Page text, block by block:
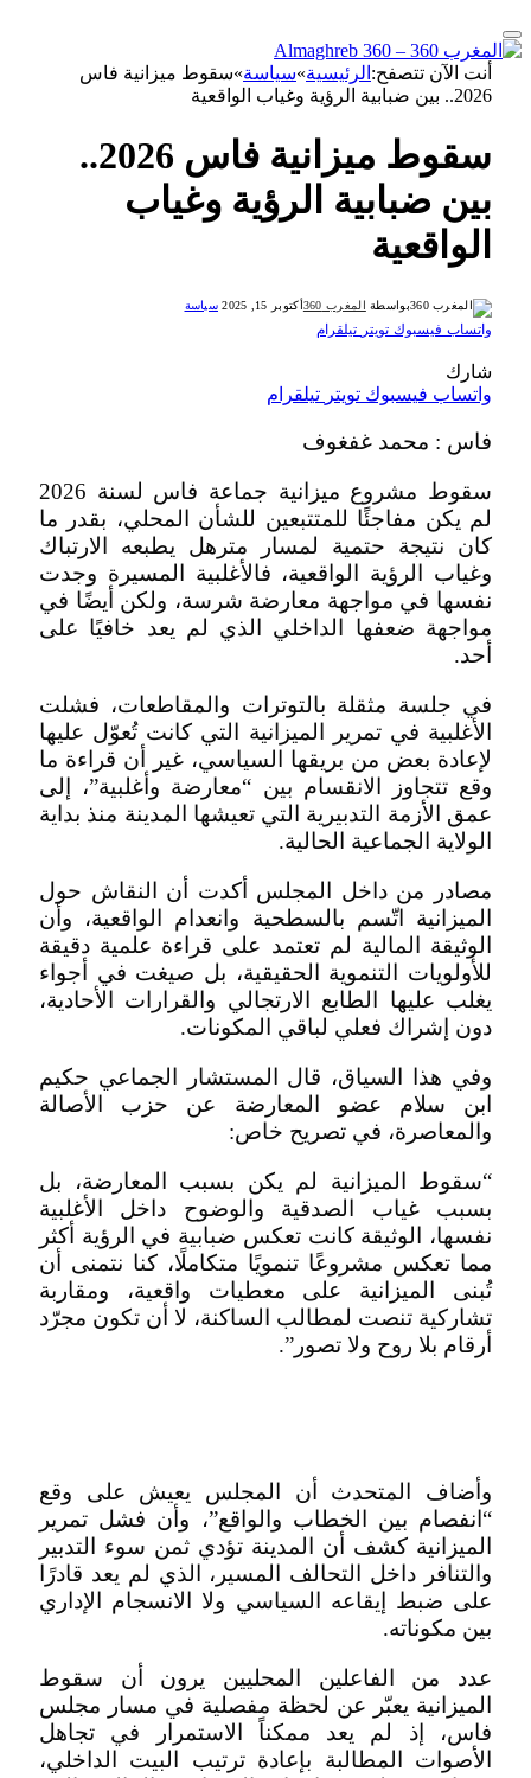
أنت الآن تتصفح: الرئيسية»سياسة»سقوط ميزانية فاس
2026.. بين ضبابية الرؤية وغياب الواقعية
سقوط ميزانية فاس 2026..
بين ضبابية الرؤية وغياب
الواقعية
بواسطة المغرب 360 أكتوبر 15, 2025 سياسة
واتساب فيسبوك تويتر تيلقرام
شارك
واتساب فيسبوك تويتر تيلقرام
فاس : محمد غفغوف
سقوط مشروع ميزانية جماعة فاس لسنة 2026
لم يكن مفاجئًا للمتتبعين للشأن المحلي، بقدر ما
كان نتيجة حتمية لمسار مترهل يطبعه الارتباك
وغياب الرؤية الواقعية، فالأغلبية المسيرة وجدت
نفسها في مواجهة معارضة شرسة، ولكن أيضًا في
مواجهة ضعفها الداخلي الذي لم يعد خافيًا على
أحد.
في جلسة مثقلة بالتوترات والمقاطعات، فشلت
الأغلبية في تمرير الميزانية التي كانت تُعوّل عليها
لإعادة بعض من بريقها السياسي، غير أن قراءة ما
وقع تتجاوز الانقسام بين “معارضة وأغلبية”، إلى
عمق الأزمة التدبيرية التي تعيشها المدينة منذ بداية
الولاية الجماعية الحالية.
مصادر من داخل المجلس أكدت أن النقاش حول
الميزانية اتّسم بالسطحية وانعدام الواقعية، وأن
الوثيقة المالية لم تعتمد على قراءة علمية دقيقة
للأولويات التنموية الحقيقية، بل صيغت في أجواء
يغلب عليها الطابع الارتجالي والقرارات الأحادية،
دون إشراك فعلي لباقي المكونات.
وفي هذا السياق، قال المستشار الجماعي حكيم
ابن سلام عضو المعارضة عن حزب الأصالة
والمعاصرة، في تصريح خاص:
“سقوط الميزانية لم يكن بسبب المعارضة، بل
بسبب غياب الصدقية والوضوح داخل الأغلبية
نفسها، الوثيقة كانت تعكس ضبابية في الرؤية أكثر
مما تعكس مشروعًا تنمويًا متكاملًا، كنا نتمنى أن
تُبنى الميزانية على معطيات واقعية، ومقاربة
تشاركية تنصت لمطالب الساكنة، لا أن تكون مجرّد
أرقام بلا روح ولا تصور”.
وأضاف المتحدث أن المجلس يعيش على وقع
“انفصام بين الخطاب والواقع”، وأن فشل تمرير
الميزانية كشف أن المدينة تؤدي ثمن سوء التدبير
والتنافر داخل التحالف المسير، الذي لم يعد قادرًا
على ضبط إيقاعه السياسي ولا الانسجام الإداري
بين مكوناته.
عدد من الفاعلين المحليين يرون أن سقوط
الميزانية يعبّر عن لحظة مفصلية في مسار مجلس
فاس، إذ لم يعد ممكناً الاستمرار في تجاهل
الأصوات المطالبة بإعادة ترتيب البيت الداخلي،